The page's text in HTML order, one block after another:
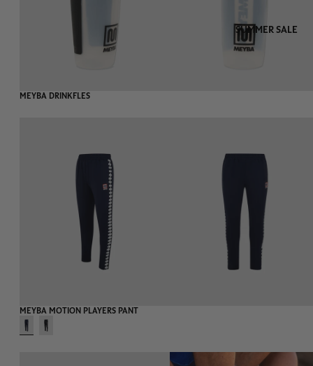
SUMMER SALE
MEYBA DRINKFLES
MEYBA MOTION PLAYERS PANT